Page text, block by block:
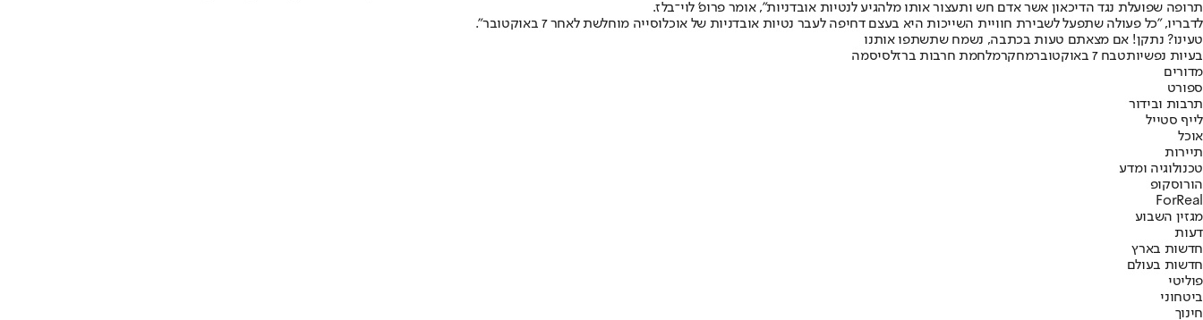
תרופה שפועלת נגד הדיכאון אשר אדם חש ותעצור אותו מלהגיע לנטיות אובדניות", אומר פרופ' לוי־בלז.
לדבריו, "כל פעולה שתפעל לשבירת חוויית השייכות היא בעצם דחיפה לעבר נטיות אובדניות של אוכלוסייה מוחלשת לאחר 7 באוקטובר".
טעינו? נתקן! אם מצאתם טעות בכתבה, נשמח שתשתפו אותנו
בעיות נפשיותטבח 7 באוקטובר מחקרמלחמת חרבות ברזלסיסמה
מדורים
ספורט
תרבות ובידור
לייף סטייל
אוכל
תיירות
טכנולוגיה ומדע
הורוסקופ
ForReal
מגזין השבוע
דעות
חדשות בארץ
חדשות בעולם
פוליטי
ביטחוני
חינוך